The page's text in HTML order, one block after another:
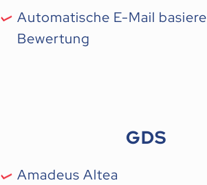
Automatische E-Mail
Bewertung
GDS
Amadeus Altea